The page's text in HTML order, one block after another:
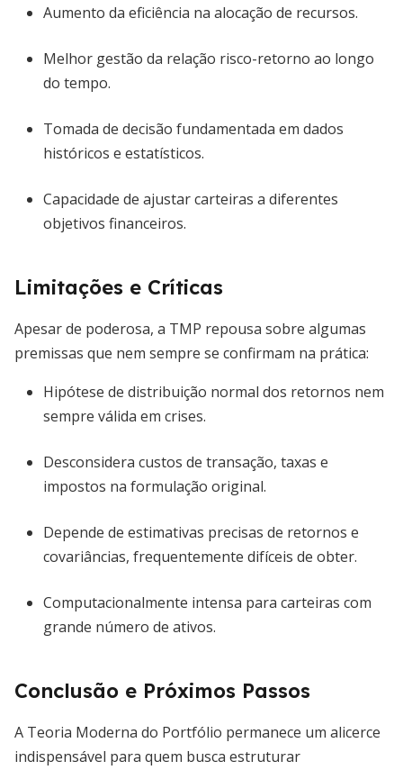
Aumento da eficiência na alocação de recursos.
Melhor gestão da relação risco-retorno ao longo
do tempo.
Tomada de decisão fundamentada em dados
históricos e estatísticos.
Capacidade de ajustar carteiras a diferentes
objetivos financeiros.
Limitações e Críticas
Apesar de poderosa, a TMP repousa sobre algumas
premissas que nem sempre se confirmam na prática:
Hipótese de distribuição normal dos retornos nem
sempre válida em crises.
Desconsidera custos de transação, taxas e
impostos na formulação original.
Depende de estimativas precisas de retornos e
covariâncias, frequentemente difíceis de obter.
Computacionalmente intensa para carteiras com
grande número de ativos.
Conclusão e Próximos Passos
A Teoria Moderna do Portfólio permanece um alicerce
indispensável para quem busca estruturar